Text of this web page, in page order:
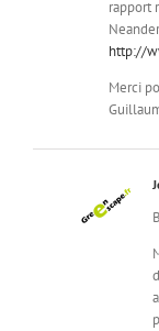
rapport
http://
Merci